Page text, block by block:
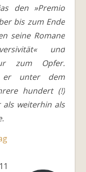
den »Premio
bis zum Ende
seine Romane
und
zum Opfer.
er unter dem
hundert (!)
als weiterhin als